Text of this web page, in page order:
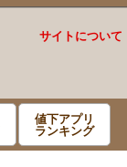
サイトについて
値下アプリ
ランキング